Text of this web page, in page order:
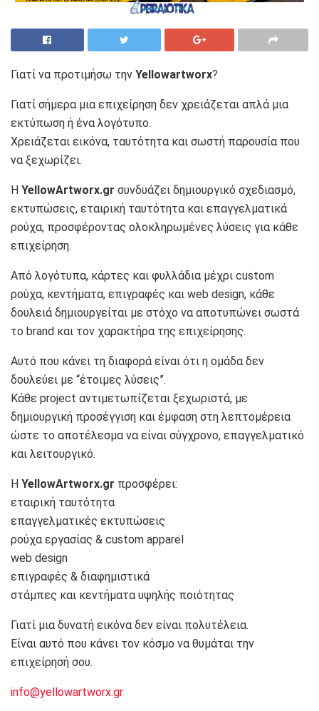
Γιατί να προτιμήσω την Yellowartworx?
Γιατί σήμερα μια επιχείρηση δεν χρειάζεται απλά μια
εκτύπωση ή ένα λογότυπο.
Χρειάζεται εικόνα, ταυτότητα και σωστή παρουσία που
να ξεχωρίζει.
Η YellowArtworx.gr συνδυάζει δημιουργικό σχεδιασμό,
εκτυπώσεις, εταιρική ταυτότητα και επαγγελματικά
ρούχα, προσφέροντας ολοκληρωμένες λύσεις για κάθε
επιχείρηση.
Από λογότυπα, κάρτες και φυλλάδια μέχρι custom
ρούχα, κεντήματα, επιγραφές και web design, κάθε
δουλειά δημιουργείται με στόχο να αποτυπώνει σωστά
το brand και τον χαρακτήρα της επιχείρησης.
Αυτό που κάνει τη διαφορά είναι ότι η ομάδα δεν
δουλεύει με “έτοιμες λύσεις”.
Κάθε project αντιμετωπίζεται ξεχωριστά, με
δημιουργική προσέγγιση και έμφαση στη λεπτομέρεια
ώστε το αποτέλεσμα να είναι σύγχρονο, επαγγελματικό
και λειτουργικό.
Η YellowArtworx.gr προσφέρει:
εταιρική ταυτότητα
επαγγελματικές εκτυπώσεις
ρούχα εργασίας & custom apparel
web design
επιγραφές & διαφημιστικά
στάμπες και κεντήματα υψηλής ποιότητας
Γιατί μια δυνατή εικόνα δεν είναι πολυτέλεια.
Είναι αυτό που κάνει τον κόσμο να θυμάται την
επιχείρησή σου.
info@yellowartworx.gr